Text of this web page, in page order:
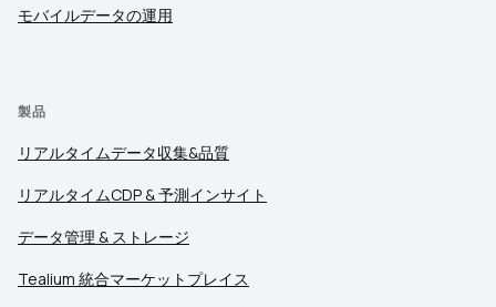
モバイルデータの運用
製品
リアルタイムデータ収集&品質
リアルタイムCDP & 予測インサイト
データ管理 & ストレージ
Tealium 統合マーケットプレイス